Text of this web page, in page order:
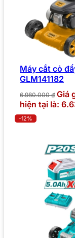
Máy cắt cỏ
GLM141182
6.980.000₫ Giá
hiện tại là:
-12%